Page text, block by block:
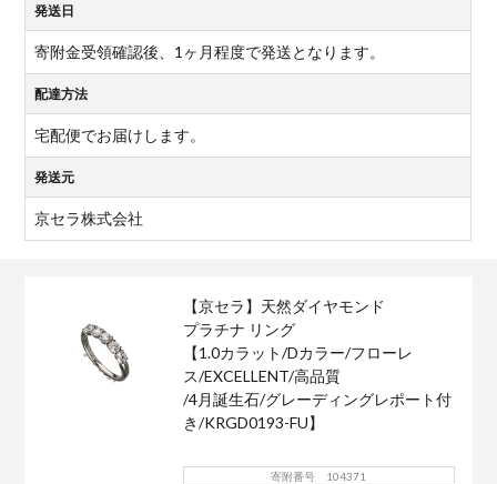
発送日
寄附金受領確認後、1ヶ月程度で発送となります。
配達方法
宅配便でお届けします。
発送元
京セラ株式会社
【京セラ】天然ダイヤモンド
プラチナ リング
【1.0カラット/Dカラー/フローレ
ス/EXCELLENT/高品質
/4月誕生石/グレーディングレポート付
き/KRGD0193-FU】
寄附番号 104371